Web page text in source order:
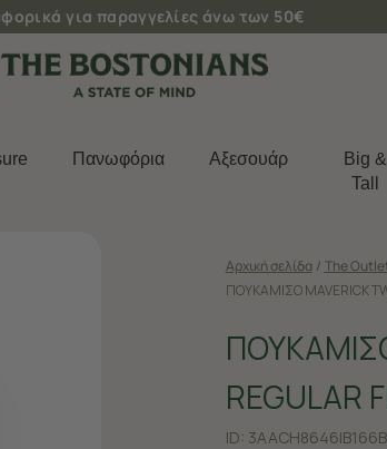
για παραγγελίες άνω των 50€
Πανωφόρια Aξεσουάρ
Big &
Tall
Αρχική σελίδα / The
ΠΟΥΚΑΜΙΣΟ MAVERICK
REGULAR
ID: